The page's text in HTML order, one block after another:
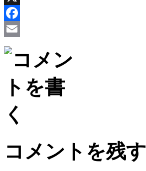
X
Facebook
Email
コメントを残す